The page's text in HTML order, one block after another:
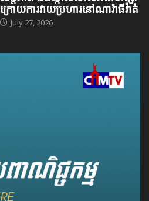
ក្រោយការវាយប្រហារនៅណារ៉ាធីវ៉ាត់
July 27, 2026